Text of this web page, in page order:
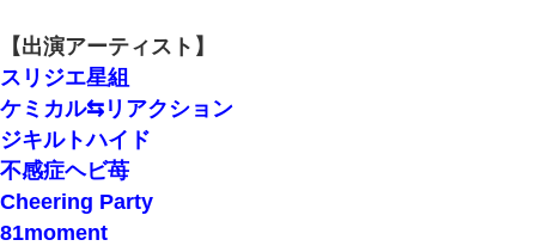
【出演アーティスト】
スリジエ星組
ケミカル⇆リアクション
ジキルトハイド
不感症ヘビ苺
Cheering Party
81moment